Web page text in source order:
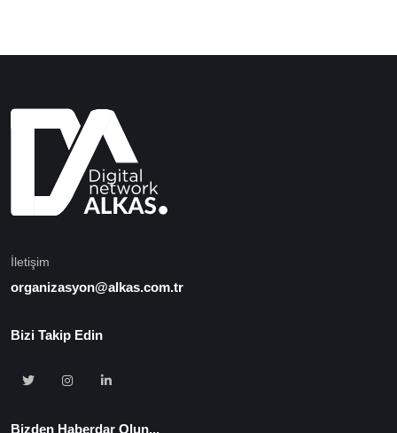
İletişim
organizasyon@alkas.com.tr
Bizi Takip Edin
Bizden Haberdar Olun...